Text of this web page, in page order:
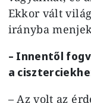
Ekkor vált
irányba
– Innentől
a
– Az volt az